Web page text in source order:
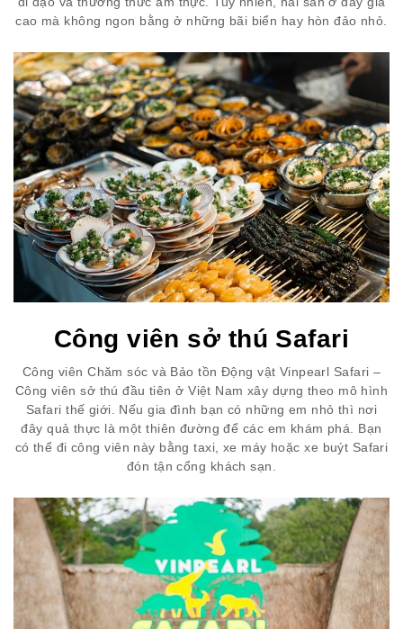
cao mà không ngon bằng ở những bãi biển hay hòn đảo nhỏ.
Công viên sở thú Safari
Công viên Chăm sóc và Bảo tồn Động vật Vinpearl Safari –
Công viên sở thú đầu tiên ở Việt Nam xây dựng theo mô hình
Safari thế giới. Nếu gia đình bạn có những em nhỏ thì nơi
đây quả thực là một thiên đường để các em khám phá. Bạn
có thể đi công viên này bằng taxi, xe máy hoặc xe buýt Safari
đón tận cổng khách sạn.